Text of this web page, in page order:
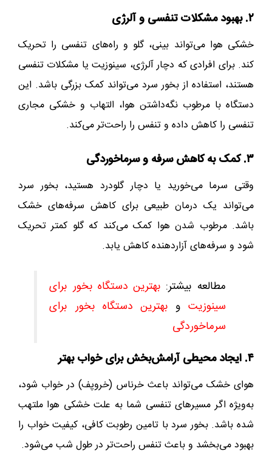
۲. بهبود مشکلات تنفسی و آلرژی
خشکی هوا می‌تواند بینی، گلو و راه‌های تنفسی را تحریک
کند. برای افرادی که دچار آلرژی، سینوزیت یا مشکلات تنفسی
هستند، استفاده از بخور سرد می‌تواند کمک بزرگی باشد. این
دستگاه با مرطوب نگه‌داشتن هوا، التهاب و خشکی مجاری
تنفسی را کاهش داده و تنفس را راحت‌تر می‌کند.
۳. کمک به کاهش سرفه و سرماخوردگی
وقتی سرما می‌خورید یا دچار گلودرد هستید، بخور سرد
می‌تواند یک درمان طبیعی برای کاهش سرفه‌های خشک
باشد. مرطوب شدن هوا کمک می‌کند که گلو کمتر تحریک
شود و سرفه‌های آزاردهنده کاهش یابد.
مطالعه بیشتر: بهترین دستگاه بخور برای
سینوزیت و بهترین دستگاه بخور برای
سرماخوردگی
۴. ایجاد محیطی آرامش‌بخش برای خواب بهتر
هوای خشک می‌تواند باعث خرناس (خروپف) در خواب شود،
به‌ویژه اگر مسیرهای تنفسی شما به علت خشکی هوا ملتهب
شده باشد. بخور سرد با تامین رطوبت کافی، کیفیت خواب را
بهبود می‌بخشد و باعث تنفس راحت‌تر در طول شب می‌شود.